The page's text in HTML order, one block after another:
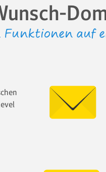
Funktionen auf